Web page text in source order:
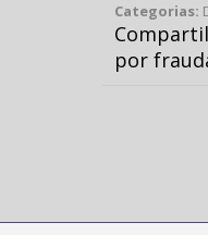
Categorias:
por